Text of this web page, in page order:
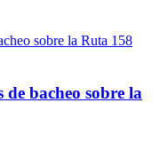
bacheo sobre la